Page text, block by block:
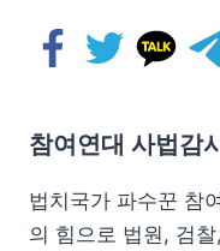
참여연대 사법감
법치국가 파수꾼 참
의 힘으로 법원, 검